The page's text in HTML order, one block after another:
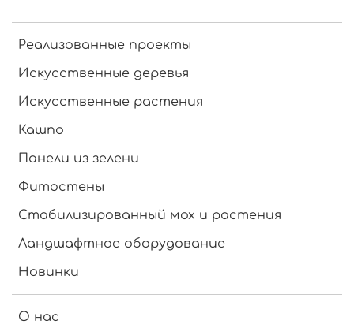
Реализованные проекты
Искусственные деревья
Искусственные растения
Кашпо
Панели из зелени
Фитостены
Стабилизированный мох и растения
Ландшафтное оборудование
Новинки
О нас